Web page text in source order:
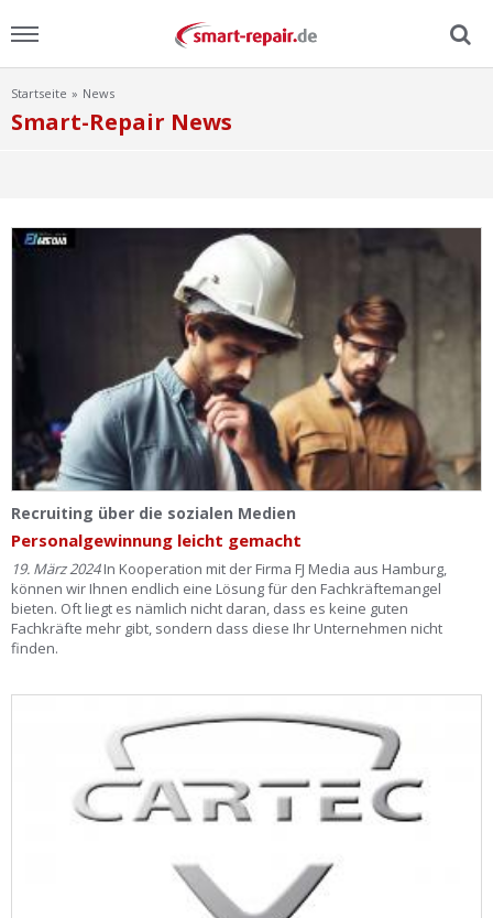
Video
Ist Ihre Werkstatt schon dabei?
Kostenlos eintragen
Werkstatt Login
Startseite News
Smart-Repair News
Recruiting über die sozialen Medien
Personalgewinnung leicht gemacht
19. März 2024In Kooperation mit der Firma FJ Media aus Hamburg,
können wir Ihnen endlich eine Lösung für den Fachkräftemangel
bieten. Oft liegt es nämlich nicht daran, dass es keine guten
Fachkräfte mehr gibt, sondern dass diese Ihr Unternehmen nicht
finden.